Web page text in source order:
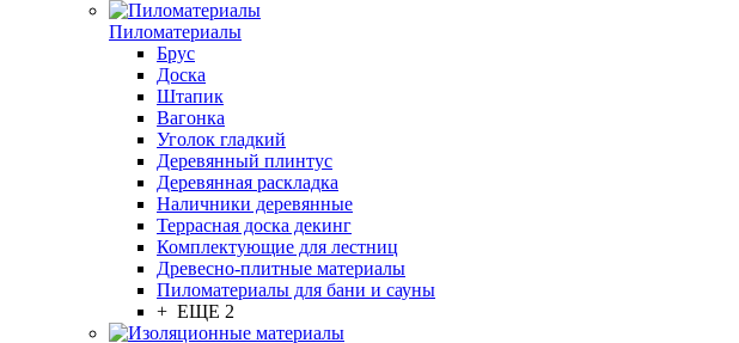
Пиломатериалы
Брус
Доска
Штапик
Вагонка
Уголок гладкий
Деревянный плинтус
Деревянная раскладка
Наличники деревянные
Террасная доска декинг
Комплектующие для лестниц
Древесно-плитные материалы
Пиломатериалы для бани и сауны
+ ЕЩЕ 2